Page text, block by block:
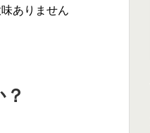
ありません